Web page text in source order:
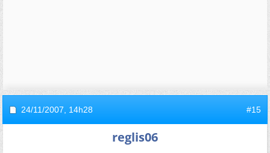
24/11/2007, 14h28 #15
reglis06